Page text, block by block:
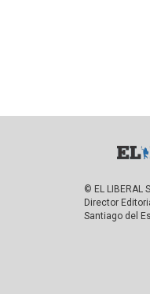
© EL LIBERAL
Director
Santiago del